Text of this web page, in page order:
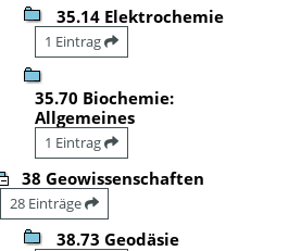
35.14 Elektrochemie
1 Eintrag
35.70 Biochemie:
Allgemeines
1 Eintrag
38 Geowissenschaften
28 Einträge
38.73 Geodäsie